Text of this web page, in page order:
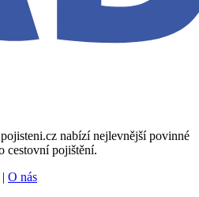
nabízí nejlevnější povinné
cestovní pojištění.
| O nás